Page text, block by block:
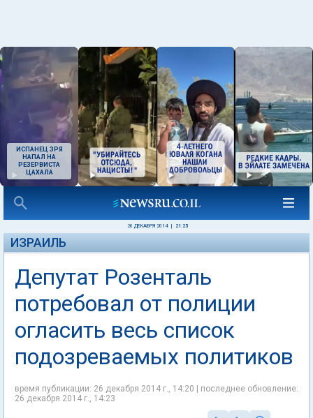
ИСПАНЕЦ ЗРЯ
НАПАЛ НА
РЕЗЕРВИСТА
ЦАХАЛА
26 ДЕКАБРЯ 2014 21:25
ИЗРАИЛЬ
Депутат Розенталь
потребовал от полиции
огласить весь список
подозреваемых политиков
время публикации: 26 декабря 2014 г., 14:20 | последнее обновление:
26 декабря 2014 г., 14:23